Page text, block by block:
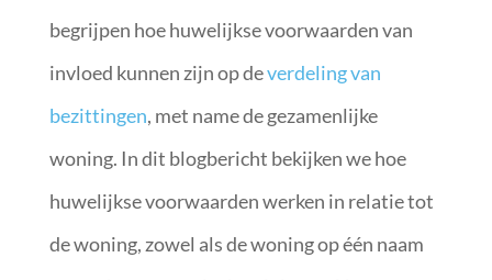
begrijpen hoe huwelijkse voorwaarden van
invloed kunnen zijn op deverdeling van
bezittingen, met name de gezamenlijke
woning. In dit blogbericht bekijken we hoe
huwelijkse voorwaarden werken in relatie tot
de woning, zowel als de woning op één naam